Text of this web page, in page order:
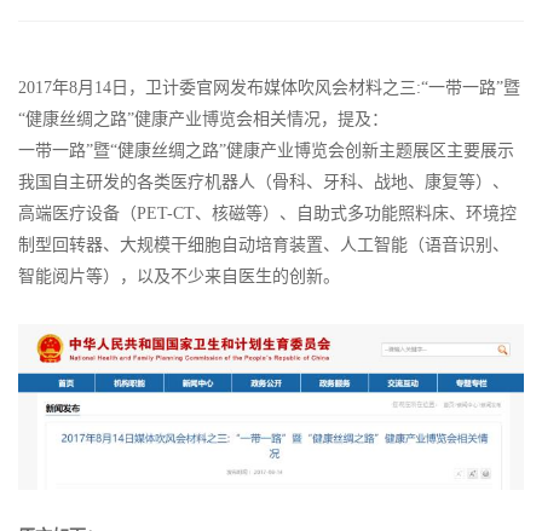
2017年8月14日，卫计委官网发布媒体吹风会材料之三:“一带一路”暨
“健康丝绸之路”健康产业博览会相关情况，提及：
一带一路”暨“健康丝绸之路”健康产业博览会创新主题展区主要展示
我国自主研发的各类医疗机器人（骨科、牙科、战地、康复等）、
高端医疗设备（PET-CT、核磁等）、自助式多功能照料床、环境控
制型回转器、大规模干细胞自动培育装置、人工智能（语音识别、
智能阅片等），以及不少来自医生的创新。